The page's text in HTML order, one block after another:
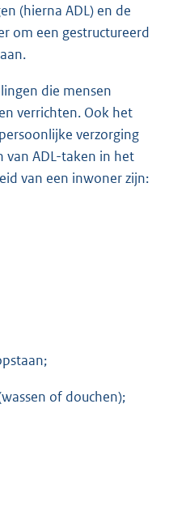
(hierna ADL) en de
om een gestructureerd
die mensen
verrichten. Ook het
verzorging
van ADL-taken in het
van een inwoner zijn:
of douchen);